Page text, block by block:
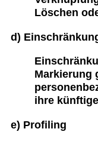
Löschen
d)
Markierung
ihre
e) Profiling